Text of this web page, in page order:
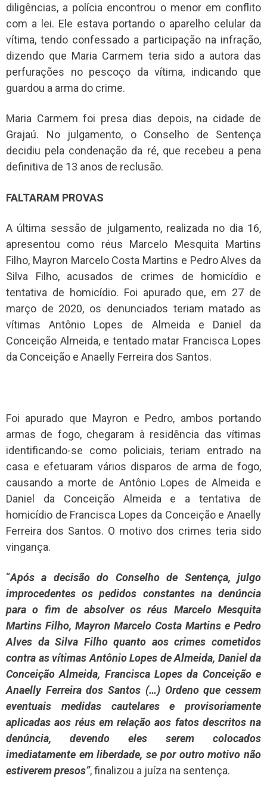
diligências, a polícia encontrou o menor em conflito
com a lei. Ele estava portando o aparelho celular da
vítima, tendo confessado a participação na infração,
dizendo que Maria Carmem teria sido a autora das
perfurações no pescoço da vítima, indicando que
guardou a arma do crime.
Maria Carmem foi presa dias depois, na cidade de
Grajaú. No julgamento, o Conselho de Sentença
decidiu pela condenação da ré, que recebeu a pena
definitiva de 13 anos de reclusão.
FALTARAM PROVAS
A última sessão de julgamento, realizada no dia 16,
apresentou como réus Marcelo Mesquita Martins
Filho, Mayron Marcelo Costa Martins e Pedro Alves da
Silva Filho, acusados de crimes de homicídio e
tentativa de homicídio. Foi apurado que, em 27 de
março de 2020, os denunciados teriam matado as
vítimas Antônio Lopes de Almeida e Daniel da
Conceição Almeida, e tentado matar Francisca Lopes
da Conceição e Anaelly Ferreira dos Santos.
Foi apurado que Mayron e Pedro, ambos portando
armas de fogo, chegaram à residência das vítimas
identificando-se como policiais, teriam entrado na
casa e efetuaram vários disparos de arma de fogo,
causando a morte de Antônio Lopes de Almeida e
Daniel da Conceição Almeida e a tentativa de
homicídio de Francisca Lopes da Conceição e Anaelly
Ferreira dos Santos. O motivo dos crimes teria sido
vingança.
“Após a decisão do Conselho de Sentença, julgo
improcedentes os pedidos constantes na denúncia
para o fim de absolver os réus Marcelo Mesquita
Martins Filho, Mayron Marcelo Costa Martins e Pedro
Alves da Silva Filho quanto aos crimes cometidos
contra as vítimas Antônio Lopes de Almeida, Daniel da
Conceição Almeida, Francisca Lopes da Conceição e
Anaelly Ferreira dos Santos (…) Ordeno que cessem
eventuais medidas cautelares e provisoriamente
aplicadas aos réus em relação aos fatos descritos na
denúncia, devendo eles serem colocados
imediatamente em liberdade, se por outro motivo não
estiverem presos”, finalizou a juíza na sentença.